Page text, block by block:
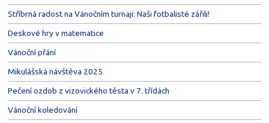
Stříbrná radost na Vánočním turnaji: Naši fotbalisté zářili!
Deskové hry v matematice
Vánoční přání
Mikulášská návštěva 2025
Pečení ozdob z vizovického těsta v 7. třídách
Vánoční koledování